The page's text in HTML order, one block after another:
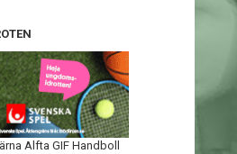
Alfta GIF Handboll